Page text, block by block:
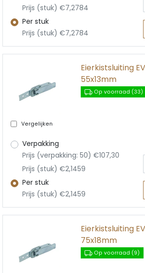
Prijs (stuk) €7,2784
Per stuk
Prijs (stuk) €7,2784
Vergelijken
Eierkistsluiting
55x13mm
Op voorraad (33)
Verpakking
Prijs (verpakking: 50) €107,30
Prijs (stuk) €2,1459
Per stuk
Prijs (stuk) €2,1459
Eierkistsluiting
75x18mm
Op voorraad (9)